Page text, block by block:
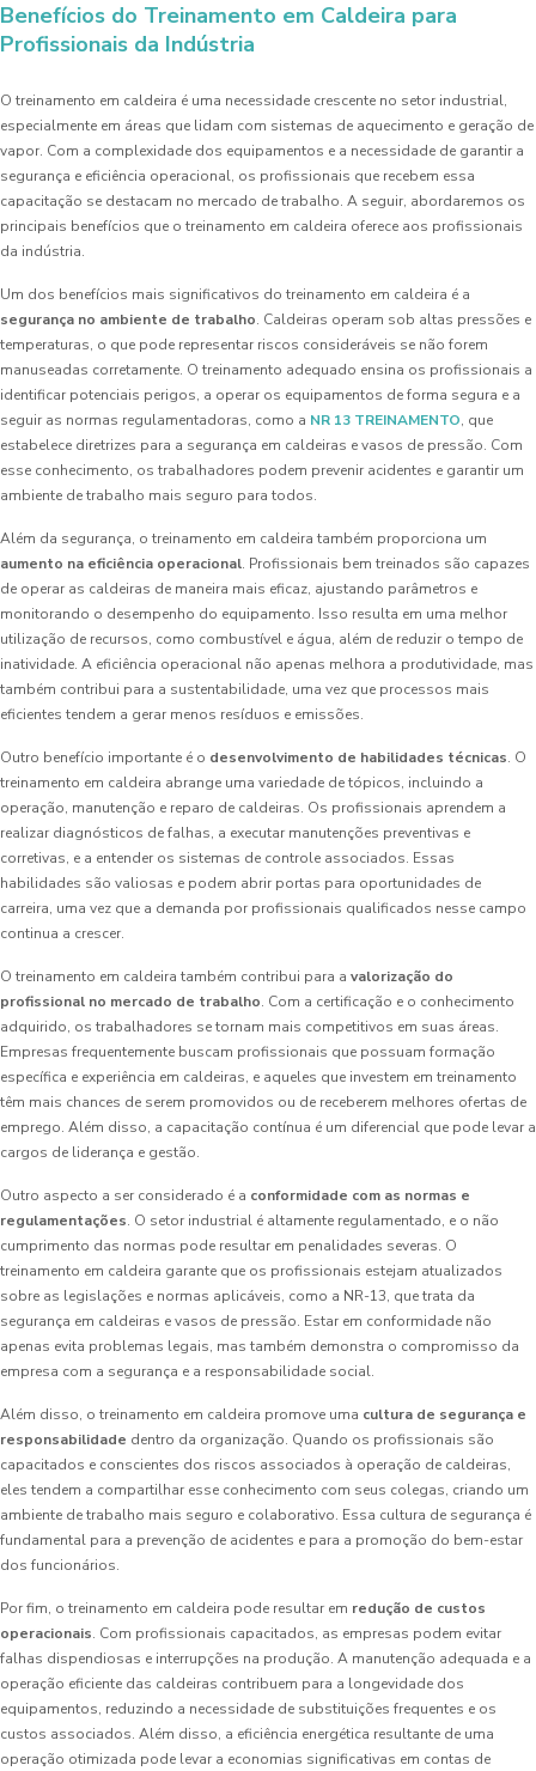
Benefícios do Treinamento em Caldeira para
Profissionais da Indústria
O treinamento em caldeira é uma necessidade crescente no setor industrial,
especialmente em áreas que lidam com sistemas de aquecimento e geração de
vapor. Com a complexidade dos equipamentos e a necessidade de garantir a
segurança e eficiência operacional, os profissionais que recebem essa
capacitação se destacam no mercado de trabalho. A seguir, abordaremos os
principais benefícios que o treinamento em caldeira oferece aos profissionais
da indústria.
Um dos benefícios mais significativos do treinamento em caldeira é a
segurança no ambiente de trabalho. Caldeiras operam sob altas pressões e
temperaturas, o que pode representar riscos consideráveis se não forem
manuseadas corretamente. O treinamento adequado ensina os profissionais a
identificar potenciais perigos, a operar os equipamentos de forma segura e a
seguir as normas regulamentadoras, como a NR 13 TREINAMENTO, que
estabelece diretrizes para a segurança em caldeiras e vasos de pressão. Com
esse conhecimento, os trabalhadores podem prevenir acidentes e garantir um
ambiente de trabalho mais seguro para todos.
Além da segurança, o treinamento em caldeira também proporciona um
aumento na eficiência operacional. Profissionais bem treinados são capazes
de operar as caldeiras de maneira mais eficaz, ajustando parâmetros e
monitorando o desempenho do equipamento. Isso resulta em uma melhor
utilização de recursos, como combustível e água, além de reduzir o tempo de
inatividade. A eficiência operacional não apenas melhora a produtividade, mas
também contribui para a sustentabilidade, uma vez que processos mais
eficientes tendem a gerar menos resíduos e emissões.
Outro benefício importante é o desenvolvimento de habilidades técnicas. O
treinamento em caldeira abrange uma variedade de tópicos, incluindo a
operação, manutenção e reparo de caldeiras. Os profissionais aprendem a
realizar diagnósticos de falhas, a executar manutenções preventivas e
corretivas, e a entender os sistemas de controle associados. Essas
habilidades são valiosas e podem abrir portas para oportunidades de
carreira, uma vez que a demanda por profissionais qualificados nesse campo
continua a crescer.
O treinamento em caldeira também contribui para a valorização do
profissional no mercado de trabalho. Com a certificação e o conhecimento
adquirido, os trabalhadores se tornam mais competitivos em suas áreas.
Empresas frequentemente buscam profissionais que possuam formação
específica e experiência em caldeiras, e aqueles que investem em treinamento
têm mais chances de serem promovidos ou de receberem melhores ofertas de
emprego. Além disso, a capacitação contínua é um diferencial que pode levar a
cargos de liderança e gestão.
Outro aspecto a ser considerado é a conformidade com as normas e
regulamentações. O setor industrial é altamente regulamentado, e o não
cumprimento das normas pode resultar em penalidades severas. O
treinamento em caldeira garante que os profissionais estejam atualizados
sobre as legislações e normas aplicáveis, como a NR-13, que trata da
segurança em caldeiras e vasos de pressão. Estar em conformidade não
apenas evita problemas legais, mas também demonstra o compromisso da
empresa com a segurança e a responsabilidade social.
Além disso, o treinamento em caldeira promove uma cultura de segurança e
responsabilidade dentro da organização. Quando os profissionais são
capacitados e conscientes dos riscos associados à operação de caldeiras,
eles tendem a compartilhar esse conhecimento com seus colegas, criando um
ambiente de trabalho mais seguro e colaborativo. Essa cultura de segurança é
fundamental para a prevenção de acidentes e para a promoção do bem-estar
dos funcionários.
Por fim, o treinamento em caldeira pode resultar em redução de custos
operacionais. Com profissionais capacitados, as empresas podem evitar
falhas dispendiosas e interrupções na produção. A manutenção adequada e a
operação eficiente das caldeiras contribuem para a longevidade dos
equipamentos, reduzindo a necessidade de substituições frequentes e os
custos associados. Além disso, a eficiência energética resultante de uma
operação otimizada pode levar a economias significativas em contas de